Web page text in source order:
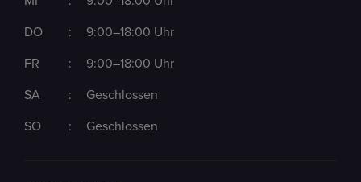
DO : 9:00–18:00 Uhr
FR : 9:00–18:00 Uhr
SA : Geschlossen
SO : Geschlossen